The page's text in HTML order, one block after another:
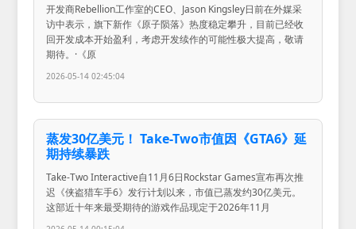
开发商Rebellion工作室的CEO、Jason Kingsley日前在外媒采
访中表示，旗下新作《原子陨落》热度稳定攀升，目前已经收
回开发成本开始盈利，考虑开发续作的可能性极大提高，敬请
期待。·《原
2026-05-14 02:45:04
蒸发30亿美元！ Take-Two市值因《GTA6》延
期持续暴跌
Take-Two Interactive自11月6日Rockstar Games宣布再次推
迟《侠盗猎车手6》发行计划以来，市值已蒸发约30亿美元。
这部近十年来最受期待的游戏作品现定于2026年11月